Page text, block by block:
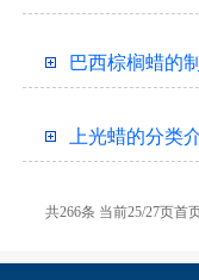
巴西棕榈蜡的
上光蜡的分类
共266条 当前25/27页首